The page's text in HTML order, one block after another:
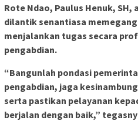
Rote Ndao, Paulus Henuk, SH,
dilantik senantiasa
menjalankan tugas secara
pengabdian.
“Bangunlah pondasi
pengabdian, jaga
serta pastikan pelayanan
berjalan dengan baik,”